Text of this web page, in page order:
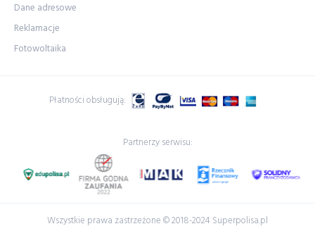
Dane adresowe
Reklamacje
Fotowoltaika
Płatności obsługują:
Partnerzy serwisu:
Wszystkie prawa zastrzeżone © 2018-2024 Superpolisa.pl